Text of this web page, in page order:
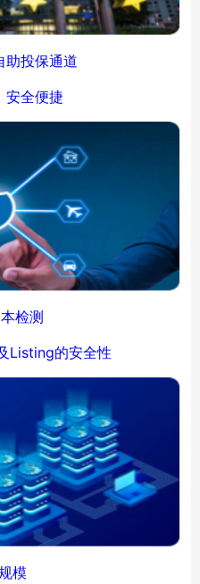
助投保通道
安全便捷
检测
Listing的安全性
模